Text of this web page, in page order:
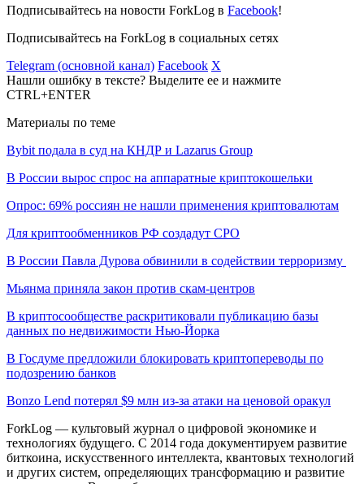
Подписывайтесь на новости ForkLog в Facebook!
Подписывайтесь на ForkLog в социальных сетях
Telegram (основной канал) Facebook X
Нашли ошибку в тексте? Выделите ее и нажмите
CTRL+ENTER
Материалы по теме
Bybit подала в суд на КНДР и Lazarus Group
В России вырос спрос на аппаратные криптокошельки
Опрос: 69% россиян не нашли применения криптовалютам
Для криптообменников РФ создадут СРО
В России Павла Дурова обвинили в содействии терроризму
Мьянма приняла закон против скам-центров
В криптосообществе раскритиковали публикацию базы
данных по недвижимости Нью-Йорка
В Госдуме предложили блокировать криптопереводы по
подозрению банков
Bonzo Lend потерял $9 млн из-за атаки на ценовой оракул
ForkLog — культовый журнал о цифровой экономике и
технологиях будущего. С 2014 года документируем развитие
биткоина, искусственного интеллекта, квантовых технологий
и других систем, определяющих трансформацию и развитие